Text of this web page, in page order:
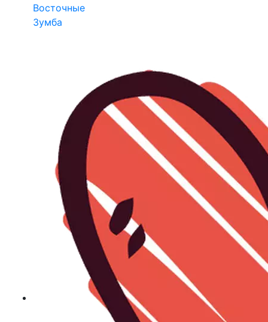
Восточные
Зумба